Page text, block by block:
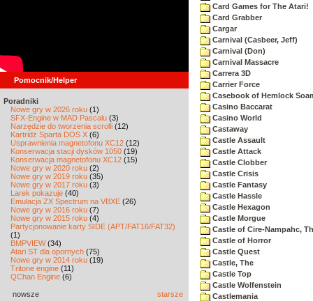
Pomocnik/Helper
Poradniki
Nowe gry w 2026 roku (1)
SFX-Engine w MAD Pascalu (3)
Narzędzie do tworzenia scrolli (12)
Kartridż Sparta DOS X (6)
Usprawnienia magnetofonu XC12 (12)
Konserwacja stacji dysków 1050 (19)
Konserwacja magnetofonu XC12 (15)
Nowe gry w 2020 roku (2)
Nowe gry w 2019 roku (35)
Nowe gry w 2017 roku (3)
Larek pokazuje (40)
Emulacja ZX Spectrum na VBXE (26)
Nowe gry w 2016 roku (7)
Nowe gry w 2015 roku (4)
Partycjonowanie karty SIDE (APT/FAT16/FAT32)
(1)
BMPVIEW(34)
Atari ST dla opornych (75)
Nowe gry w 2014 roku (19)
Tritone engine (11)
QChan Engine (6)
nowsze starsze
Card Games for The Atari!
Card Grabber
Cargar
Carnival (Casbeer, Jeff)
Carnival (Don)
Carnival Massacre
Carrera 3D
Carrier Force
Casebook of Hemlock
Casino Baccarat
Casino World
Castaway
Castle Assault
Castle Attack
Castle Clobber
Castle Crisis
Castle Fantasy
Castle Hassle
Castle Hexagon
Castle Morgue
Castle of Cire-Nampahc,
Castle of Horror
Castle Quest
Castle, The
Castle Top
Castle Wolfenstein
Castlemania